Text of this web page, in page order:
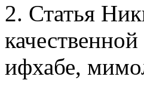
2. Статья
ифхабе,